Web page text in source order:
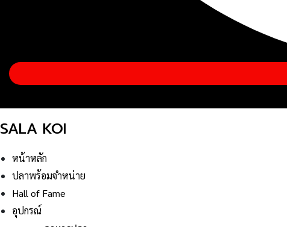
SALA KOI
หน้าหลัก
ปลาพร้อมจำหน่าย
Hall of Fame
อุปกรณ์